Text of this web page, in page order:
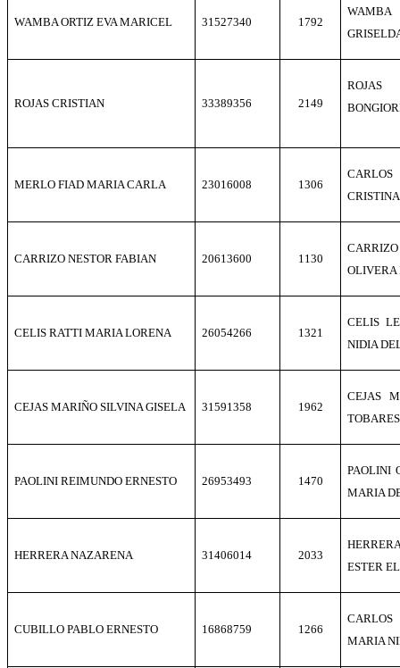
WAMBA ORTIZ EVA MARICEL 31527340 1792
ROJAS CRISTIAN 33389356 2149
ROJAS
MERLO FIAD MARIA CARLA 23016008 1306
CARRIZO NESTOR FABIAN 20613600 1130
OLIVERA
CELIS RATTI MARIA LORENA 26054266 1321
CELIS
NIDIA
CEJAS MARIÑO SILVINA GISELA 31591358 1962
CEJAS
PAOLINI REIMUNDO ERNESTO 26953493 1470
PAOLINI
MARIA
HERRERA NAZARENA 31406014 2033
ESTER
CUBILLO PABLO ERNESTO 16868759 1266
MARIA